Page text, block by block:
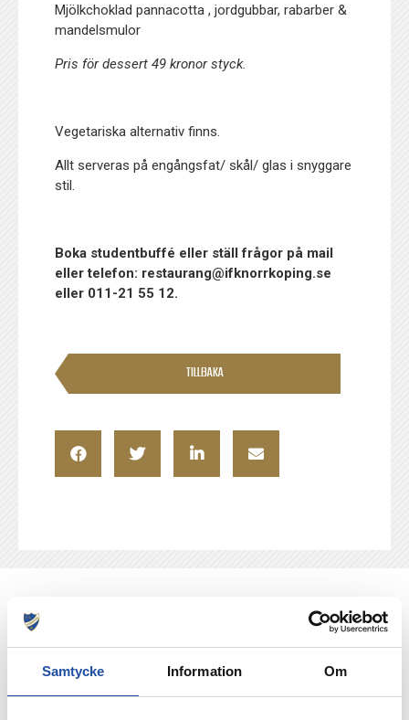
Samtycke Information Om
Mjölkchoklad pannacotta , jordgubbar, rabarber &
mandelsmulor
Pris för dessert 49 kronor styck.
Vegetariska alternativ finns.
Allt serveras på engångsfat/ skål/ glas i snyggare
stil.
Boka studentbuffé eller ställ frågor på mail
eller telefon: restaurang@ifknorrkoping.se
eller 011-21 55 12.
TILLBAKA
NYHETER